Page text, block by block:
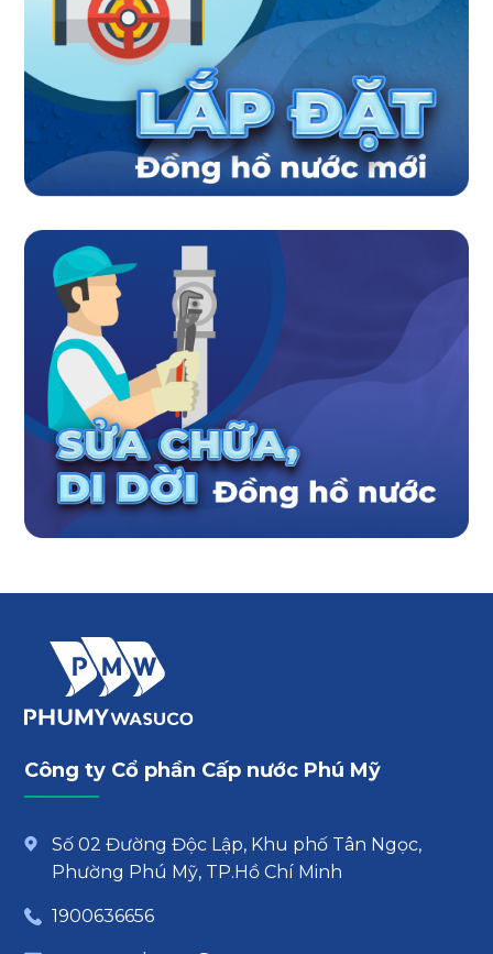
Công ty Cổ phần Cấp nước Phú Mỹ
Số 02 Đường Độc Lập, Khu phố Tân Ngọc,
Phường Phú Mỹ, TP.Hồ Chí Minh
1900636656